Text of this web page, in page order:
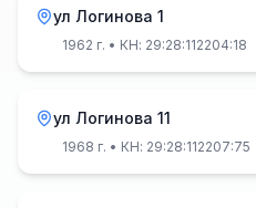
ул Логинова 1
1962 г. • КН: 29:28:112204:18
ул Логинова 11
1968 г. • КН: 29:28:112207:75